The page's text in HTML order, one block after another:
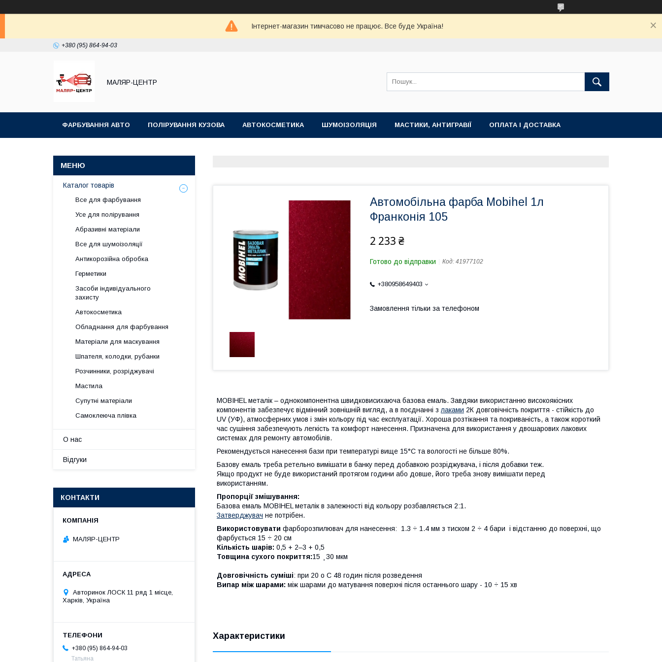
Інтернет-магазин тимчасово не працює. Все буде Україна!
+380 (95) 864-94-03
МАЛЯР-ЦЕНТР
ФАРБУВАННЯ АВТО ПОЛІРУВАННЯ КУЗОВА АВТОКОСМЕТИКА ШУМОІЗОЛЯЦІЯ МАСТИКИ, АНТИГРАВІЇ ОПЛАТА І ДОСТАВКА
Автомобільна фарба Mobihel 1л
Франконія 105
2 233 ₴
Готово до відправки Код: 41977102
+380958649403
Замовлення тільки за телефоном
MOBIHEL металік – однокомпонентна швидковисихаюча базова емаль. Завдяки використанню високоякісних
компонентів забезпечує відмінний зовнішній вигляд, а в поєднанні з лаками 2К довговічність покриття - стійкість до
UV (УФ), атмосферних умов і змін кольору під час експлуатації. Хороша розтікання та покриваність, а також короткий
час сушіння забезпечують легкість та комфорт нанесення. Призначена для використання у двошарових лакових
системах для ремонту автомобілів.
Рекомендується нанесення бази при температурі вище 15°C та вологості не більше 80%.
Базову емаль треба ретельно вимішати в банку перед добавкою розріджувача, і після добавки теж.
Якщо продукт не буде використаний протягом години або довше, його треба знову вимішати перед
використанням.
Пропорції змішування:
Базова емаль MOBIHEL металік в залежності від кольору розбавляється 2:1.
Затверджувач не потрібен.
Використовувати фарборозпилювач для нанесення: 1.3 ÷ 1.4 мм з тиском 2 ÷ 4 бари і відстанню до поверхні, що
фарбується 15 ÷ 20 см
Кількість шарів: 0,5 + 2–3 + 0,5
Товщина сухого покриття:15 ̧ 30 мкм
Довговічність суміші: при 20 o C 48 годин після розведення
Випар між шарами: між шарами до матування поверхні після останнього шару - 10 ÷ 15 хв
Характеристики
Каталог товарів
Все для фарбування
Усе для полірування
Абразивні матеріали
Все для шумоізоляції
Антикорозійна обробка
Герметики
Засоби індивідуального
захисту
Автокосметика
Обладнання для фарбування
Матеріали для маскування
Шпателя, колодки, рубанки
Розчинники, розріджувачі
Мастила
Супутні матеріали
Самоклеюча плівка
О нас
Відгуки
КОНТАКТИ
МАЛЯР-ЦЕНТР
Авторинок ЛОСК 11 ряд 1 місце,
Харків, Україна
+380 (95) 864-94-03
Татьяна